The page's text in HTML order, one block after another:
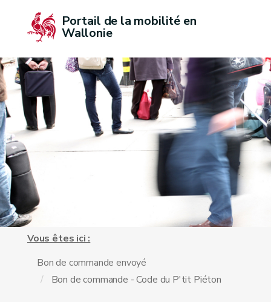
Portail de la mobilité en
Wallonie
Vous êtes ici :
Bon de commande envoyé
Bon de commande - Code du P'tit Piéton